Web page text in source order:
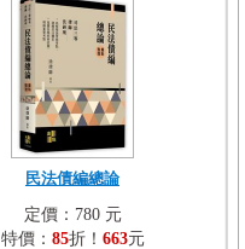
民法債編總論
定價：780 元
特價： 85折！ 663元